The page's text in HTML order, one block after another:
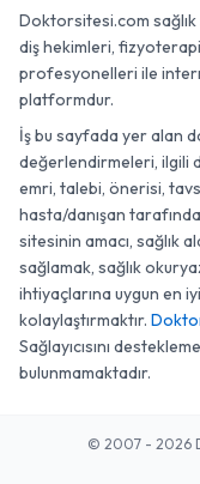
Doktorsitesi.com
diş hekimleri,
profesyonelleri ile
platformdur.
İş bu sayfada yer alan
değerlendirmeleri, ilgili
emri, talebi, önerisi,
hasta/danışan
sitesinin amacı, sağlık
sağlamak, sağlık
ihtiyaçlarına uygun en
kolaylaştırmaktır.
Sağlayıcısını
bulunmamaktadır.
© 2007 - 2026